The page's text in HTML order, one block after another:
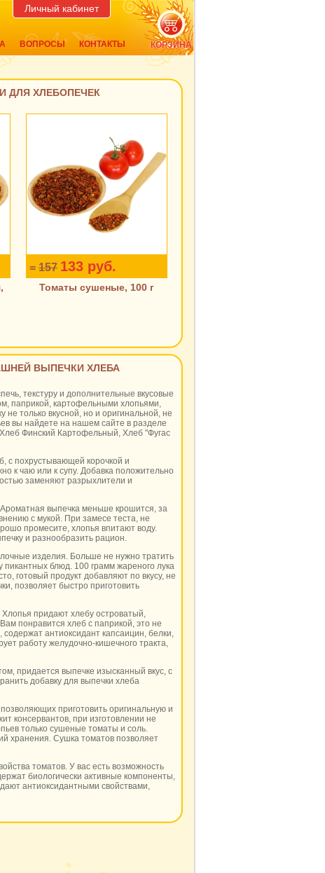
Личный кабинет
ВОПРОСЫ КОНТАКТЫ КОРЗИНА
ДЛЯ ХЛЕБОПЕЧЕК
= 157 133 руб.
Томаты сушеные, 100 г
ВЫПЕЧКИ ХЛЕБА
текстуру и дополнительные вкусовые
паприкой, картофельными хлопьями,
только вкусной, но и оригинальной, не
вы найдете на нашем сайте в разделе
Финский Картофельный, Хлеб "Фугас
с похрустывающей корочкой и
к чаю или к супу. Добавка положительно
заменяют разрыхлители и
выпечка меньше крошится, за
с мукой. При замесе теста, не
промесите, хлопья впитают воду.
и разнообразить рацион.
изделия. Больше не нужно тратить
пикантных блюд. 100 грамм жареного лука
готовый продукт добавляют по вкусу, не
позволяет быстро приготовить
придают хлебу островатый,
понравится хлеб с паприкой, это не
антиоксидант капсаицин, белки,
работу желудочно-кишечного тракта,
придается выпечке изысканный вкус, с
добавку для выпечки хлеба
приготовить оригинальную и
консервантов, при изготовлении не
только сушеные томаты и соль.
хранения. Сушка томатов позволяет
томатов. У вас есть возможность
биологически активные компоненты,
антиоксидантными свойствами,